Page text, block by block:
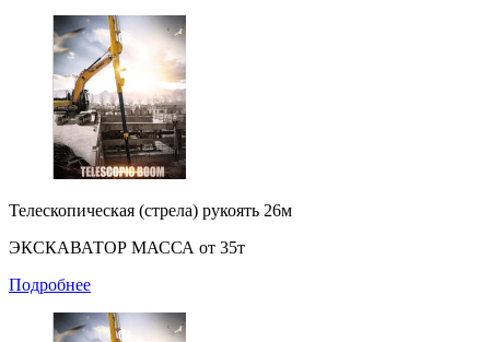
Телескопическая (стрела) рукоять 26м
ЭКСКАВАТОР МАССА от 35т
Подробнее